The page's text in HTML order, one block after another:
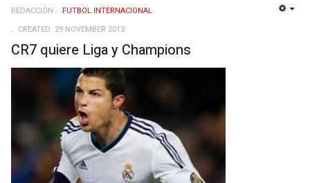
REDACCIÓN
FUTBOL INTERNACIONAL
CREATED: 29 NOVEMBER 2013
CR7 quiere Liga y Champions